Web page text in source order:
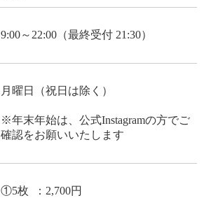
9:00～22:00（最終受付 21:30）
月曜日（祝日は除く）
※年末年始は、公式Instagramの方でご
確認をお願いいたします
①5枚 ：2,700円